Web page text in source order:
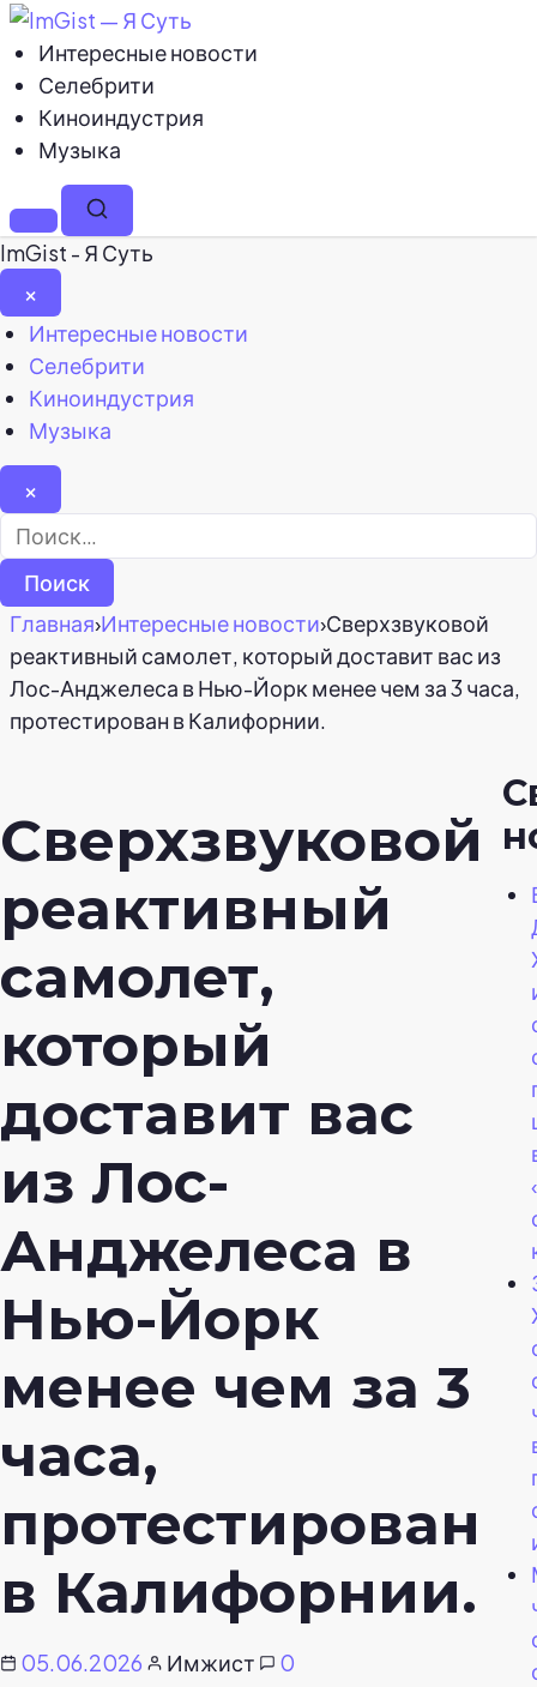
Интересные новости
Селебрити
Киноиндустрия
Музыка
МенюПоиск
ImGist - Я Суть
×
Закрыть
меню
Интересные новости
Селебрити
Киноиндустрия
Музыка
×
Найти:
Главная›Интересные новости›Сверхзвуковой
реактивный самолет, который доставит вас из
Лос-Анджелеса в Нью-Йорк менее чем за 3 часа,
протестирован в Калифорнии.
Сверхзвуковой
реактивный
самолет,
который
доставит вас
из Лос-
Анджелеса в
Нью-Йорк
менее чем за 3
часа,
протестирован
в Калифорнии.
05.06.2026 Имжист
0